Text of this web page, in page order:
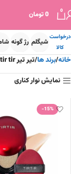
0
0تومان
درخواست
کالا
شیگلم رژ گونه
خانه برند ها تیر تیر tir tir
نمایش نوار کناری
-15%